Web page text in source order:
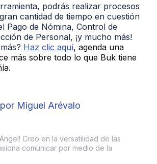
podrás realizar procesos
cantidad de tiempo en cuestión
Pago de Nómina, Control de
de Personal, ¡y mucho más!
Haz clic aquí, agenda una
más sobre todo lo que Buk tiene
Miguel Arévalo
Creo en la versatilidad de las
comunicar por medio de la